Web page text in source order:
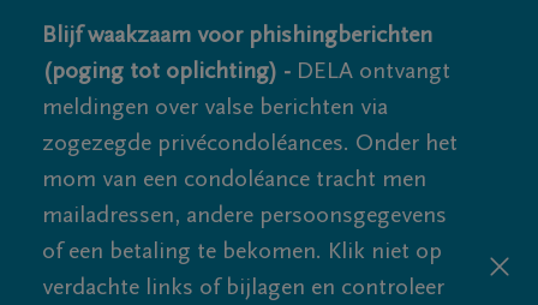
Blijf waakzaam voor phishingberichten
(poging tot oplichting) - DELA ontvangt
meldingen over valse berichten via
zogezegde privécondoléances. Onder het
mom van een condoléance tracht men
mailadressen, andere persoonsgegevens
of een betaling te bekomen. Klik niet op
verdachte links of bijlagen en controleer